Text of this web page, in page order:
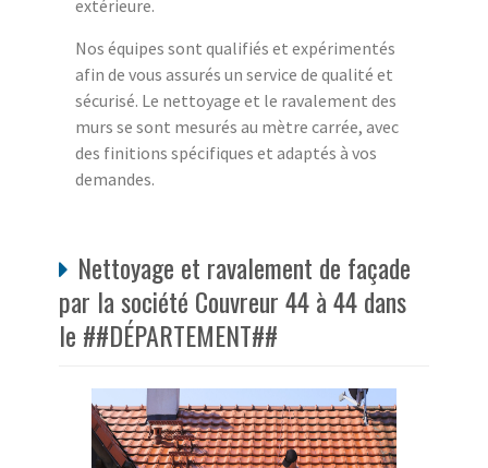
extérieure.
Nos équipes sont qualifiés et expérimentés
afin de vous assurés un service de qualité et
sécurisé. Le nettoyage et le ravalement des
murs se sont mesurés au mètre carrée, avec
des finitions spécifiques et adaptés à vos
demandes.
Nettoyage et ravalement de façade
par la société Couvreur 44 à 44 dans
le ##DÉPARTEMENT##